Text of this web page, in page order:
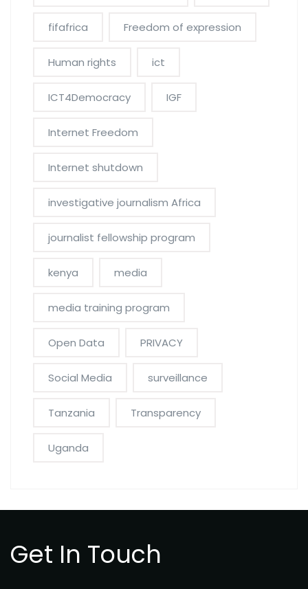
fifafrica Freedom of expression
Human rights ict
ICT4Democracy IGF
Internet Freedom
Internet shutdown
investigative journalism Africa
journalist fellowship program
kenya media
media training program
Open Data PRIVACY
Social Media surveillance
Tanzania Transparency
Uganda
Get In Touch